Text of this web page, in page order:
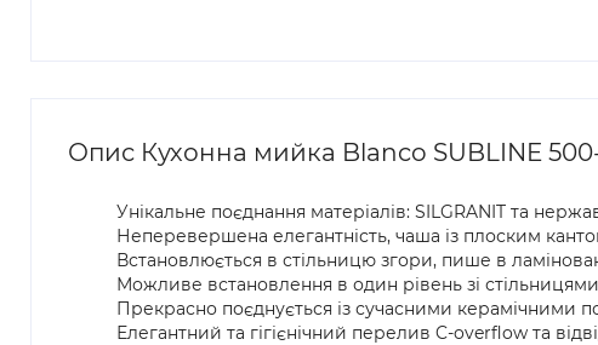
Опис Кухонна мийка Blanco SUBLINE
Унікальне поєднання матеріалів: SILGRANIT та
Неперевершена елегантність, чаша із плоским
Встановлюється в стільницю згори, пише в
Можливе встановлення в один рівень зі
Прекрасно поєднується із сучасними керамічними
Елегантний та гігієнічний перелив C-overflow та